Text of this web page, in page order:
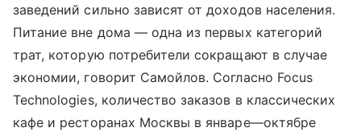
заведений сильно зависят от доходов населения.
Питание вне дома — одна из первых категорий
трат, которую потребители сокращают в случае
экономии, говорит Самойлов. Согласно Focus
Technologies, количество заказов в классических
кафе и ресторанах Москвы в январе—октябре